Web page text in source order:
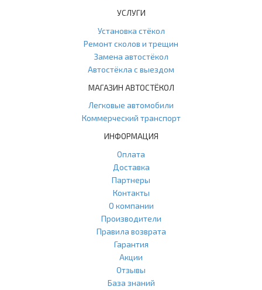
УСЛУГИ
Установка стёкол
Ремонт сколов и трещин
Замена автостёкол
Автостёкла с выездом
МАГАЗИН АВТОСТЁКОЛ
Легковые автомобили
Коммерческий транспорт
ИНФОРМАЦИЯ
Оплата
Доставка
Партнеры
Контакты
О компании
Производители
Правила возврата
Гарантия
Акции
Отзывы
База знаний